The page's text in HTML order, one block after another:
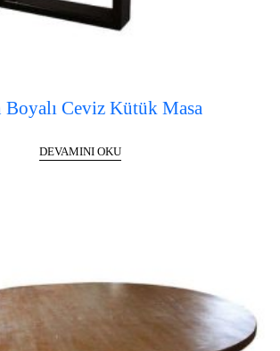
Boyalı Ceviz Kütük Masa
DEVAMINI OKU